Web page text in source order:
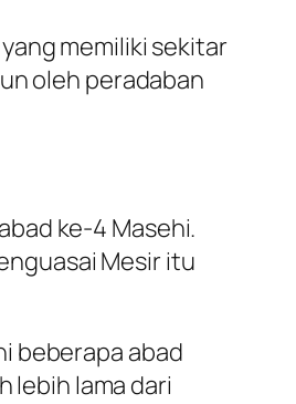
memiliki sekitar
oleh peradaban
ke-4 Masehi.
Mesir itu
beberapa abad
lebih lama dari